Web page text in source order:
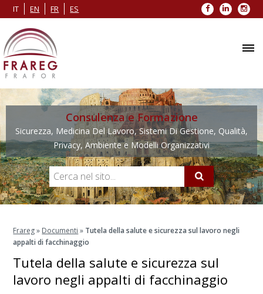
IT EN FR ES Facebook
LinkedIn
Consulenza e Formazione
Sicurezza, Medicina Del Lavoro, Sistemi Di Gestione, Qualità,
Privacy, Ambiente e Modelli Organizzativi
Frareg» Documenti » Tutela della salute e sicurezza sul lavoro negli
appalti di facchinaggio
Tutela della salute e sicurezza sul
lavoro negli appalti di facchinaggio